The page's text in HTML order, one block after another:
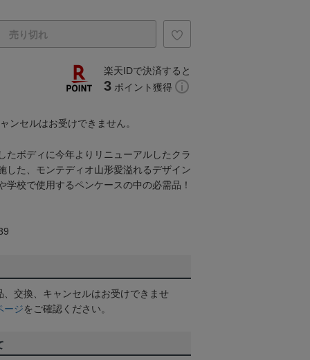
売り切れ
楽天IDで決済すると
3 ポイント獲得
ンセルはお受けできません。
たボディに今年よりリニューアルしたクラ
した、モンテディオ山形愛溢れるデザイン
学校で使用するペンケースの中の必需品！
交換、キャンセルはお受けできませ
ージをご確認ください。